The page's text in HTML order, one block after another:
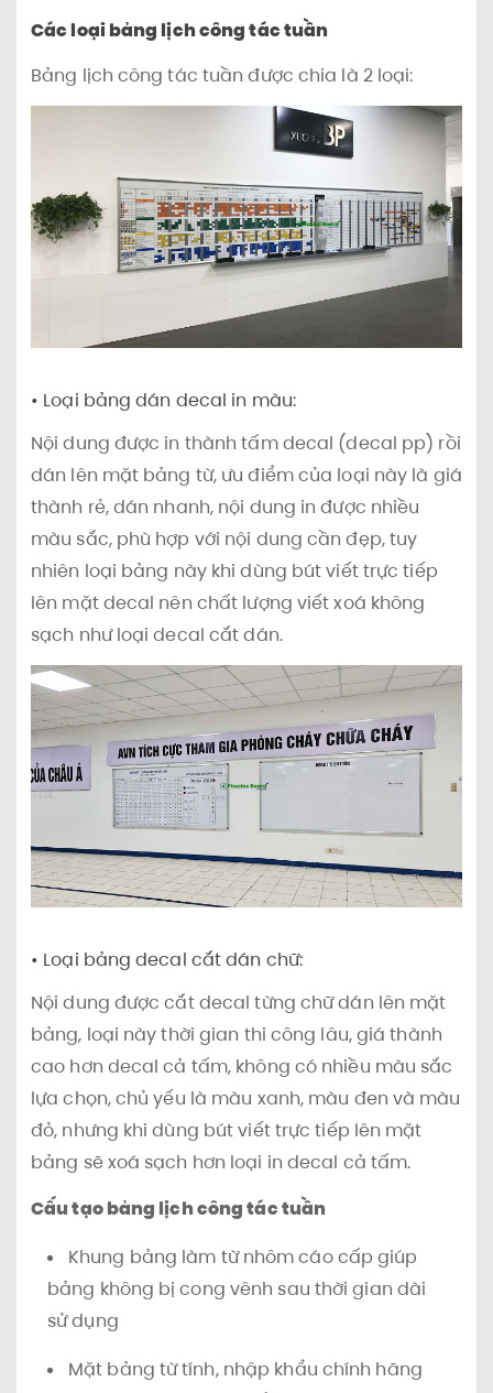
Các loại bảng lịch công tác tuần
Bảng lịch công tác tuần được chia là 2 loại:
• Loại bảng dán decal in màu:
Nội dung được in thành tấm decal (decal pp) rồi
dán lên mặt bảng từ, ưu điểm của loại này là giá
thành rẻ, dán nhanh, nội dung in được nhiều
màu sắc, phù hợp với nội dung cần đẹp, tuy
nhiên loại bảng này khi dùng bút viết trực tiếp
lên mặt decal nên chất lượng viết xoá không
sạch như loại decal cắt dán.
• Loại bảng decal cắt dán chữ:
Nội dung được cắt decal từng chữ dán lên mặt
bảng, loại này thời gian thi công lâu, giá thành
cao hơn decal cả tấm, không có nhiều màu sắc
lựa chọn, chủ yếu là màu xanh, màu đen và màu
đỏ, nhưng khi dùng bút viết trực tiếp lên mặt
bảng sẽ xoá sạch hơn loại in decal cả tấm.
Cấu tạo bảng lịch công tác tuần
Khung bảng làm từ nhôm cáo cấp giúp
bảng không bị cong vênh sau thời gian dài
sử dụng
Mặt bảng từ tính, nhập khẩu chính hãng